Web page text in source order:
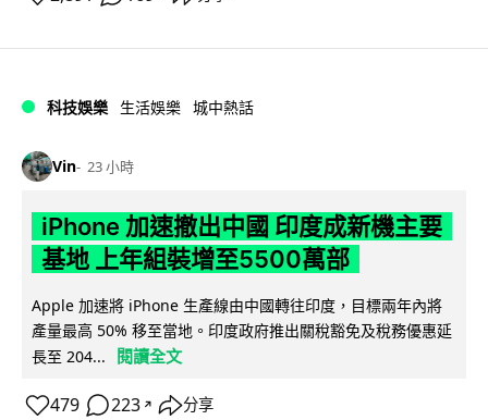
科技娛樂 生活娛樂 城中熱話
Vin 23 小時
iPhone 加速撤出中國 印度成新機主要
基地 上年組裝增至5500萬部
Apple 加速將 iPhone 生產線由中國轉往印度，目標兩年內將
產量最高 50% 移至當地。印度政府推出關稅豁免及稅務優惠延
長至 204...
閱讀全文
479 223 ↗ 分享